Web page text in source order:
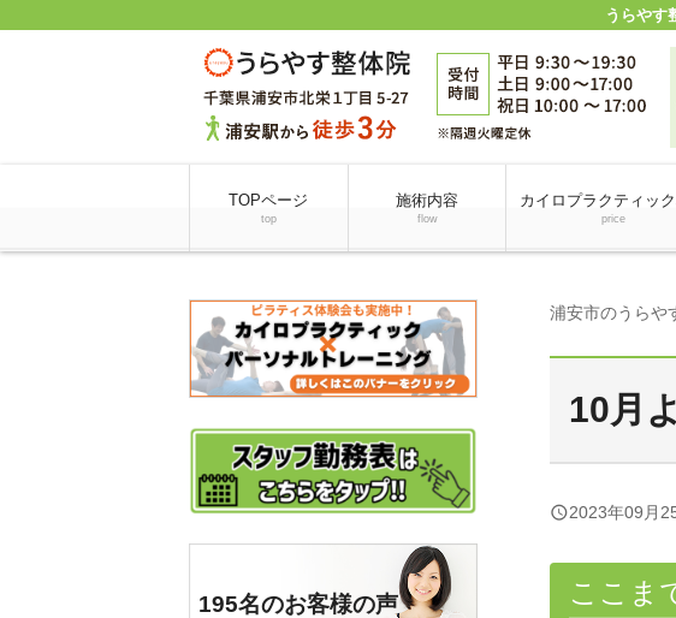
うらやす
TOPページ
top
施術内容
flow
カイロプラクティッ
price
浦安市のうらや
10月
query_builder2023年09月
ここま
195名のお客様の声